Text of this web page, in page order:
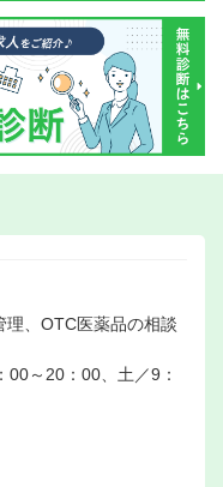
理、OTC医薬品の相談
～20：00、土／9：